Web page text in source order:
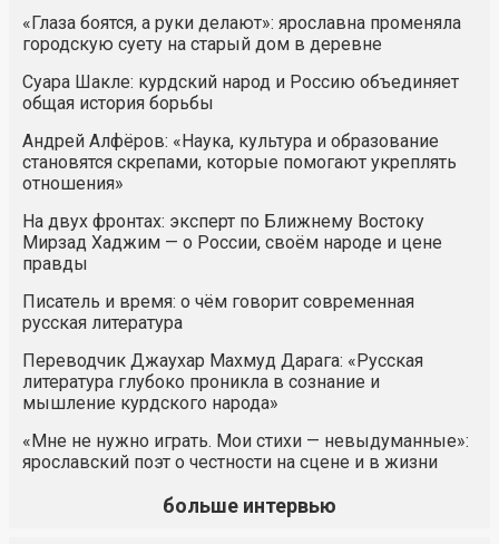
«Глаза боятся, а руки делают»: ярославна променяла
городскую суету на старый дом в деревне
Суара Шакле: курдский народ и Россию объединяет
общая история борьбы
Андрей Алфёров: «Наука, культура и образование
становятся скрепами, которые помогают укреплять
отношения»
На двух фронтах: эксперт по Ближнему Востоку
Мирзад Хаджим — о России, своём народе и цене
правды
Писатель и время: о чём говорит современная
русская литература
Переводчик Джаухар Махмуд Дарага: «Русская
литература глубоко проникла в сознание и
мышление курдского народа»
«Мне не нужно играть. Мои стихи — невыдуманные»:
ярославский поэт о честности на сцене и в жизни
больше интервью